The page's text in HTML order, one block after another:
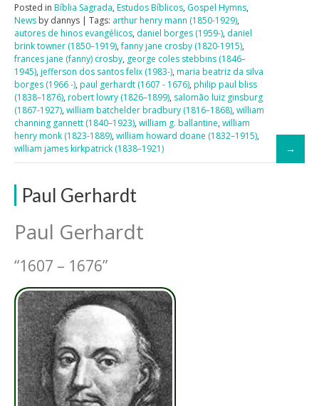
Posted in Bíblia Sagrada, Estudos Bíblicos, Gospel Hymns,
News by dannys | Tags: arthur henry mann (1850-1929),
autores de hinos evangélicos, daniel borges (1959-), daniel
brink towner (1850–1919),fanny jane crosby (1820-1915),
frances jane (fanny) crosby, george coles stebbins (1846–
1945), jefferson dos santos felix (1983-), maria beatriz da silva
borges (1966 -), paul gerhardt (1607 - 1676), philip paul bliss
(1838–1876), robert lowry (1826–1899), salomão luiz ginsburg
(1867-1927), william batchelder bradbury (1816–1868), william
channing gannett (1840–1923), william g. ballantine, william
henry monk (1823-1889), william howard doane (1832–1915),
william james kirkpatrick (1838–1921)
Paul Gerhardt
Paul Gerhardt
“1607 – 1676”